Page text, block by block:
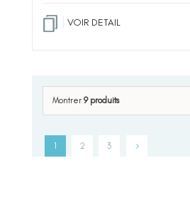
VOIR DETAIL
Montrer 9 produits
1 2 3